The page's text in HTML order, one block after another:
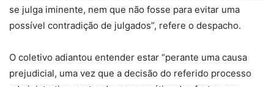
se julga iminente, nem que não fosse para evitar uma
possível contradição de julgados”, refere o despacho.
O coletivo adiantou entender estar “perante uma causa
prejudicial, uma vez que a decisão do referido processo